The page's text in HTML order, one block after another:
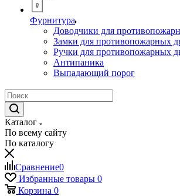
Фурнитура
Доводчики для
Замки для противопожарных
Ручки для противопожарных
Антипаника
Выпадающий порог
Каталог
По всему сайту
По каталогу
Сравнение0
Избранные товары 0
Корзина 0